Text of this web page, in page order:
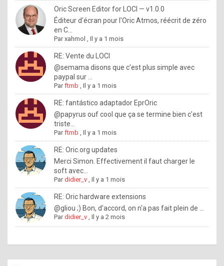
o
u
w
a
n
t
o
n
o
w
h
o
w
o
Oric Screen Editor for LOCI — v1.0.0
Éditeur d'écran pour l'Oric Atmos, réécrit de zéro
en C...
Parxahmol ,Il y a 1 mois
RE: Vente du LOCI
@semama disons que c'est plus simple avec
paypal sur ...
Parftmb ,Il y a 1 mois
RE: fantástico adaptador EprOric
@papyrus ouf cool que ça se termine bien c'est
triste...
Parftmb ,Il y a 1 mois
RE: Oric.org updates
Merci Simon. Effectivement il faut charger le
soft avec...
Pardidier_v ,Il y a 1 mois
RE: Oric hardware extensions
@gliou ;) Bon, d'accord, on n'a pas fait plein de ...
Pardidier_v ,Il y a 2 mois